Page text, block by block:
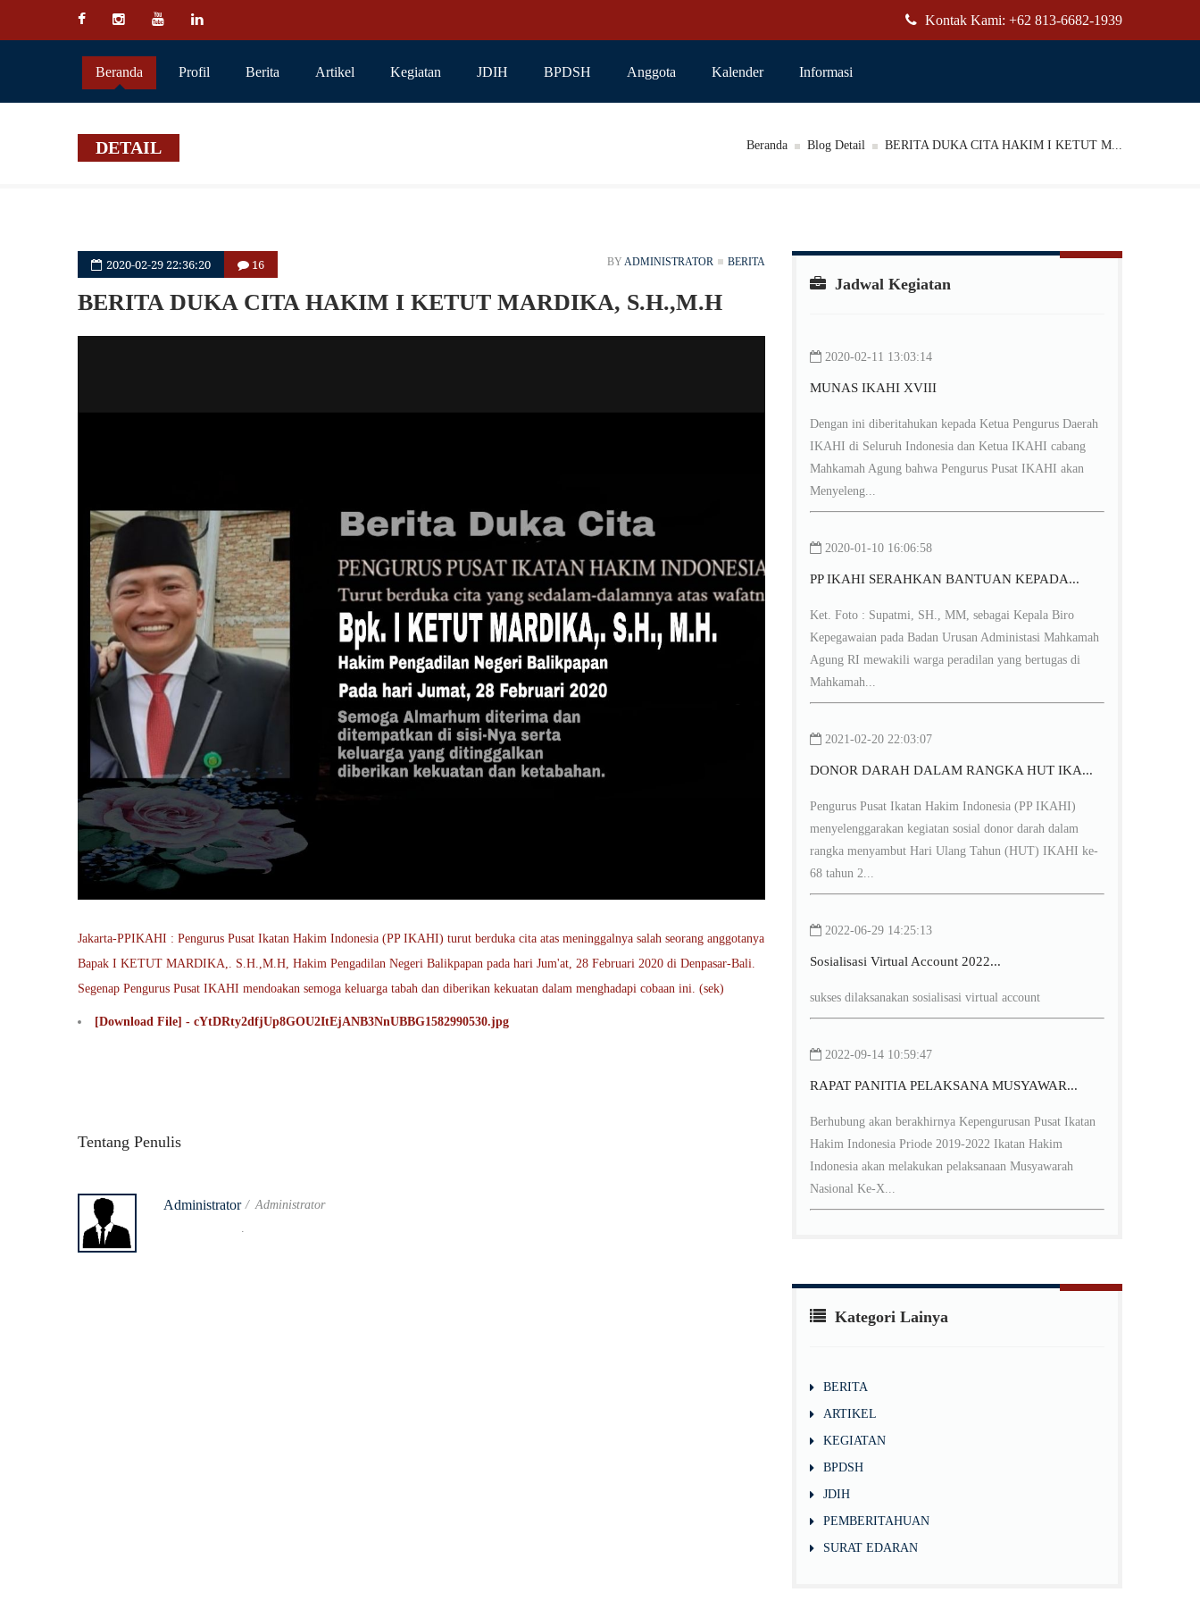
Kontak Kami: +62 813-6682-1939
Beranda Profil Berita Artikel Kegiatan JDIH BPDSH Anggota Kalender Informasi
DETAIL Beranda Blog Detail BERITA DUKA CITA HAKIM I KETUT M...
2020-02-29 22:36:20 16 BY ADMINISTRATOR BERITA
BERITA DUKA CITA HAKIM I KETUT MARDIKA, S.H.,M.H
Jakarta-PPIKAHI : Pengurus Pusat Ikatan Hakim Indonesia (PP IKAHI) turut berduka cita atas meninggalnya salah seorang anggotanya
Bapak I KETUT MARDIKA,. S.H.,M.H, Hakim Pengadilan Negeri Balikpapan pada hari Jum'at, 28 Februari 2020 di Denpasar-Bali.
Segenap Pengurus Pusat IKAHI mendoakan semoga keluarga tabah dan diberikan kekuatan dalam menghadapi cobaan ini. (sek)
[Download File] - cYtDRty2dfjUp8GOU2ItEjANB3NnUBBG1582990530.jpg
Tentang Penulis
Administrator
Administrator
.
Jadwal Kegiatan
2020-02-11 13:03:14
MUNAS IKAHI XVIII
Dengan ini diberitahukan kepada Ketua Pengurus Daerah
IKAHI di Seluruh Indonesia dan Ketua IKAHI cabang
Mahkamah Agung bahwa Pengurus Pusat IKAHI akan
Menyeleng...
2020-01-10 16:06:58
PP IKAHI SERAHKAN BANTUAN KEPADA...
Ket. Foto : Supatmi, SH., MM, sebagai Kepala Biro
Kepegawaian pada Badan Urusan Administasi Mahkamah
Agung RI mewakili warga peradilan yang bertugas di
Mahkamah...
2021-02-20 22:03:07
DONOR DARAH DALAM RANGKA HUT IKA...
Pengurus Pusat Ikatan Hakim Indonesia (PP IKAHI)
menyelenggarakan kegiatan sosial donor darah dalam
rangka menyambut Hari Ulang Tahun (HUT) IKAHI ke-
68 tahun 2...
2022-06-29 14:25:13
Sosialisasi Virtual Account 2022...
sukses dilaksanakan sosialisasi virtual account
2022-09-14 10:59:47
RAPAT PANITIA PELAKSANA MUSYAWAR...
Berhubung akan berakhirnya Kepengurusan Pusat Ikatan
Hakim Indonesia Priode 2019-2022 Ikatan Hakim
Indonesia akan melakukan pelaksanaan Musyawarah
Nasional Ke-X...
Kategori Lainya
BERITA
ARTIKEL
KEGIATAN
BPDSH
JDIH
PEMBERITAHUAN
SURAT EDARAN